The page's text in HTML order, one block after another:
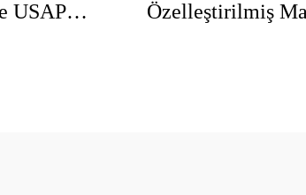
USAPA
Özelleştirilmiş